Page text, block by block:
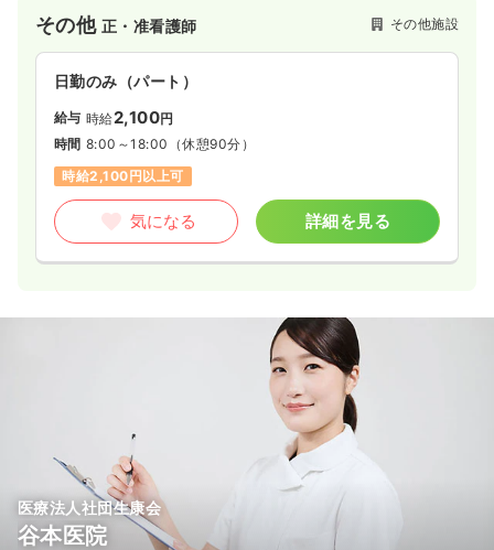
その他 正・准看護師 その他施設
日勤のみ（パート）
給与 時給2,100円
時間 8:00～18:00 （休憩90分）
時給2,100円以上可
気になる 詳細を見る
医療法人社団生康会
谷本医院